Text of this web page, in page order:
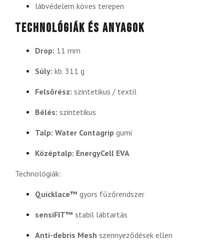
lábvédelem köves terepen
Technológiák és anyagok
Drop: 11 mm
Súly: kb. 311 g
Felsőrész: szintetikus / textil
Bélés: szintetikus
Talp: Water Contagrip gumi
Középtalp: EnergyCell EVA
Technológiák:
Quicklace™ gyors fűzőrendszer
sensiFIT™ stabil lábtartás
Anti-debris Mesh szennyeződések ellen